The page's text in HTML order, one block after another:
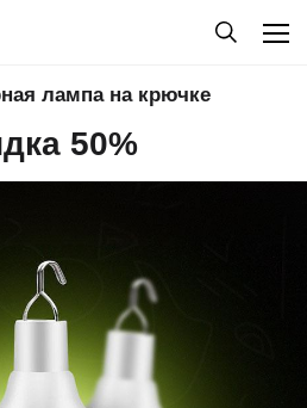
лампа на крючке
50%